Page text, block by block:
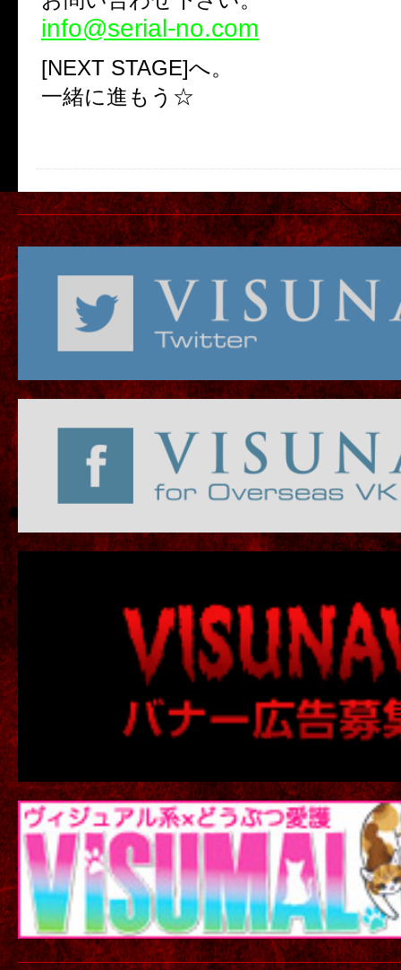
info@serial-no.com
[NEXT STAGE]へ。
一緒に進もう☆